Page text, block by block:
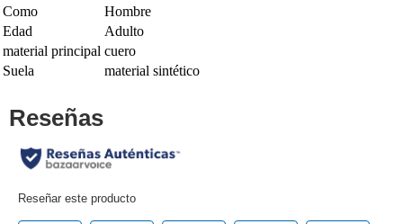
Como
Hombre
Edad
Adulto
material principal cuero
Suela
material sintético